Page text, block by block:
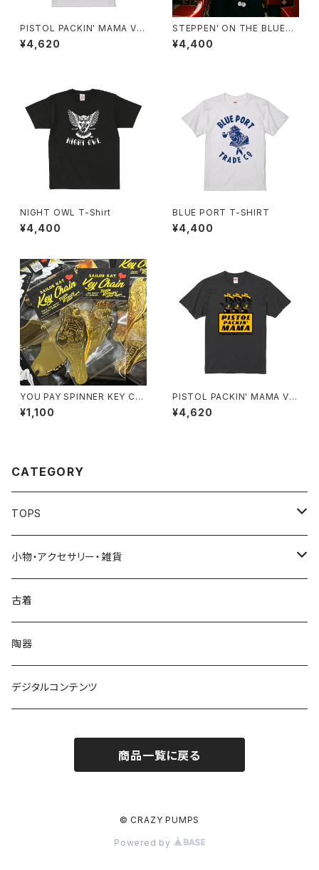
PISTOL PACKIN' MAMA Ve
r.4 T-SHIRT
¥4,620
STEPPEN' ON THE BLUES
T-SHIRT
¥4,400
NIGHT OWL T-Shirt
¥4,400
BLUE PORT T-SHIRT
¥4,400
YOU PAY SPINNER KEY CH
AIN Ver.1
¥1,100
PISTOL PACKIN' MAMA Ve
r.3
¥4,620
CATEGORY
TOPS
Tシャツ
ガールズ
キッズ
スウェット/フーディ
シャツ
古着カスタムプリント
小物・アクセサリー・雑貨
ポマード
古着
陶器
デジタルコンテンツ
商品一覧に戻る
© CRAZY PUMPS
Powered by